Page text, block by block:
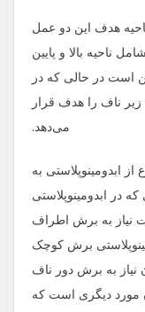
هدف این دو عمل
ناحیه بالا و پایین
است در حالی که در
زیر ناف را هدف قرار
می‌دهد.
ابدومینوپلاستی به
ابدومینوپلاستی
به برش اطراف
برش کوچک
به برش دور ناف
مورد دیگری است که